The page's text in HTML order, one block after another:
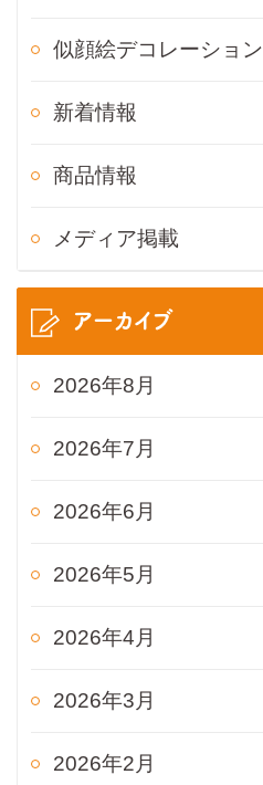
似顔絵デコレーション
新着情報
商品情報
メディア掲載
アーカイブ
2026年8月
2026年7月
2026年6月
2026年5月
2026年4月
2026年3月
2026年2月